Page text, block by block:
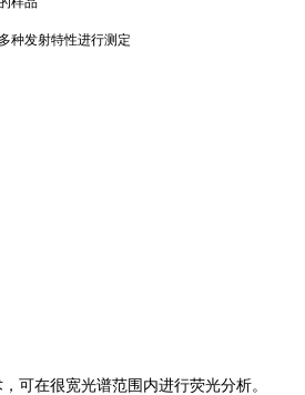
种发射特性进行测定
可在很宽光谱范围内进行荧光分析。